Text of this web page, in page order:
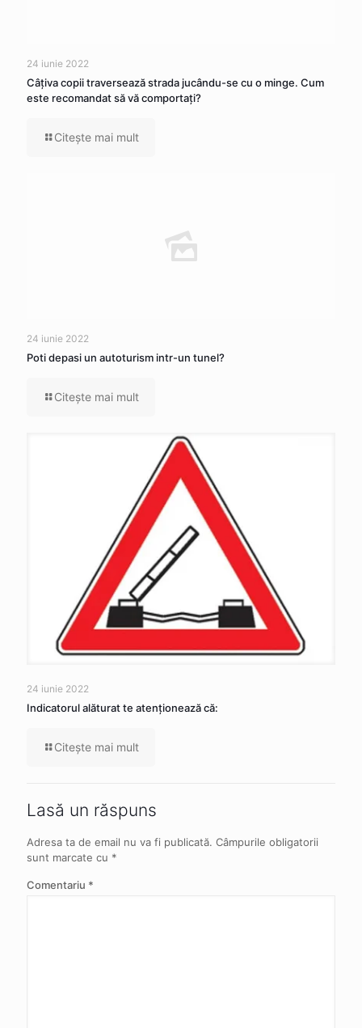
24 iunie 2022
Câţiva copii traversează strada jucându-se cu o minge. Cum
este recomandat să vă comportaţi?
Citeşte mai mult
24 iunie 2022
Poti depasi un autoturism intr-un tunel?
Citeşte mai mult
24 iunie 2022
Indicatorul alăturat te atenţionează că:
Citeşte mai mult
Lasă un răspuns
Adresa ta de email nu va fi publicată. Câmpurile obligatorii
sunt marcate cu *
Comentariu *